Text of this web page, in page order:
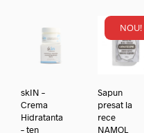
skIN –
Crema
Hidratanta
– ten
NOU!
Sapun
presat la
rece
NAMOL